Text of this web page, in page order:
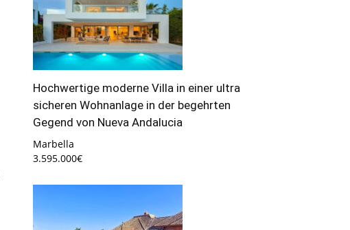
Hochwertige moderne Villa in einer ultra
sicheren Wohnanlage in der begehrten
Gegend von Nueva Andalucia
Marbella
3.595.000€